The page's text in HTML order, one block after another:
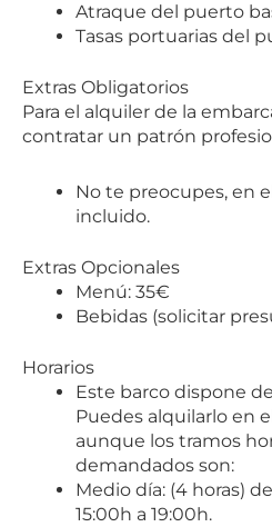
Atraque del puerto
Tasas portuarias del
Extras Obligatorios
Para el alquiler de la
contratar un patrón
No te preocupes, en
incluido.
Extras Opcionales
Menú: 35€
Bebidas (solicitar
Horarios
Este barco dispone
Puedes alquilarlo en
aunque los tramos
demandados son:
Medio día: (4 horas)
15:00h a 19:00h.